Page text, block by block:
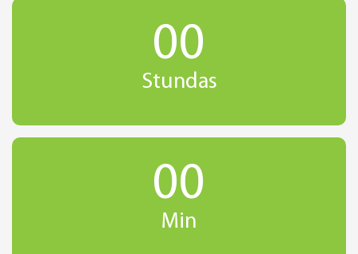
00
Stundas
00
Min